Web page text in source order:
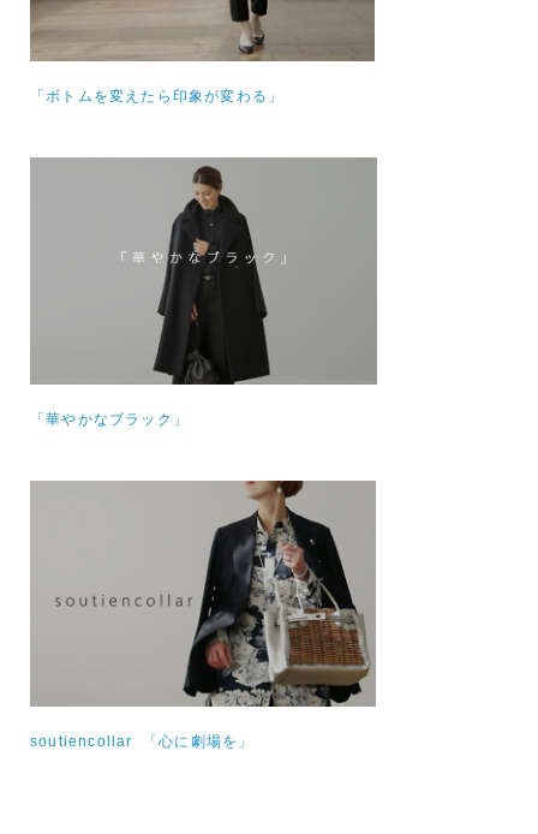
「ボトムを変えたら印象が変わる」
「華やかなブラック」
soutiencollar 「心に劇場を」